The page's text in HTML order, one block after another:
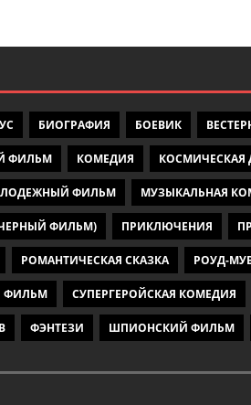
БИОГРАФИЯ БОЕВИК
ФИЛЬМ КОМЕДИЯ КОСМИЧЕСКАЯ
ФИЛЬМ МУЗЫКАЛЬНАЯ
ФИЛЬМ) ПРИКЛЮЧЕНИЯ
РОМАНТИЧЕСКАЯ СКАЗКА РОУД-
ФИЛЬМ СУПЕРГЕРОЙСКАЯ КОМЕДИЯ
ФЭНТЕЗИ ШПИОНСКИЙ ФИЛЬМ